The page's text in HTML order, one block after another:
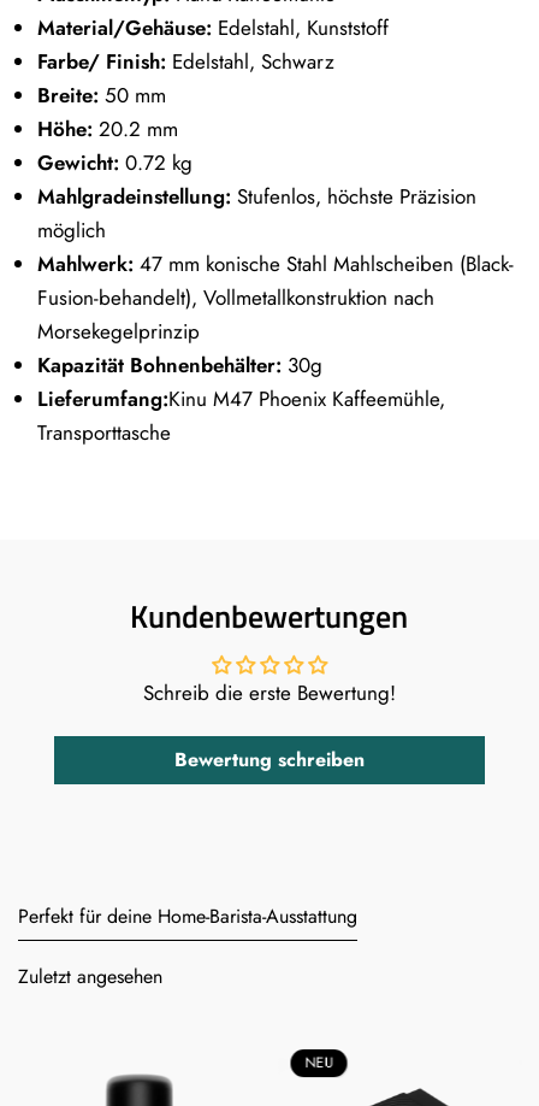
Material/Gehäuse: Edelstahl, Kunststoff
Farbe/ Finish: Edelstahl, Schwarz
Breite: 50 mm
Höhe: 20.2 mm
Gewicht: 0.72 kg
Mahlgradeinstellung: Stufenlos, höchste Präzision
möglich
Mahlwerk: 47 mm konische Stahl Mahlscheiben (Black-
Fusion-behandelt), Vollmetallkonstruktion nach
Morsekegelprinzip
Kapazität Bohnenbehälter: 30g
Lieferumfang:Kinu M47 Phoenix Kaffeemühle,
Transporttasche
Kundenbewertungen
Schreib die erste Bewertung!
Bewertung schreiben
Perfekt für deine Home-Barista-Ausstattung
Zuletzt angesehen
NEU